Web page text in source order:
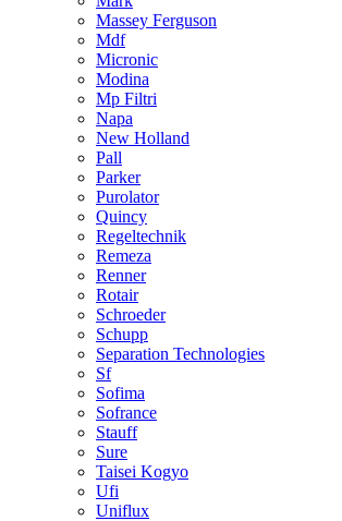
Massey Ferguson
Mdf
Micronic
Modina
Mp Filtri
Napa
New Holland
Pall
Parker
Purolator
Quincy
Regeltechnik
Remeza
Renner
Rotair
Schroeder
Schupp
Separation Technologies
Sf
Sofima
Sofrance
Stauff
Sure
Taisei Kogyo
Ufi
Uniflux